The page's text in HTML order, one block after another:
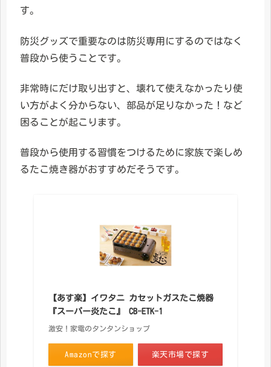
す。
防災グッズで重要なのは防災専用にするのではなく
普段から使うことです。
非常時にだけ取り出すと、壊れて使えなかったり使
い方がよく分からない、部品が足りなかった！など
困ることが起こります。
普段から使用する習慣をつけるために家族で楽しめ
るたこ焼き器がおすすめだそうです。
【あす楽】イワタニ カセットガスたこ焼器
『スーパー炎たこ』 CB-ETK-1
激安！家電のタンタンショップ
Amazonで探す 楽天市場で探す